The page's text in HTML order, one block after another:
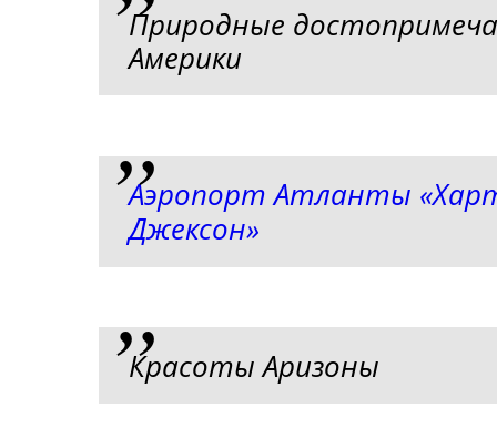
Природные
Америки
Аэропорт Атланты
Джексон»
Красоты Аризоны